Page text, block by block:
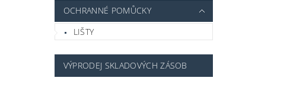
OCHRANNÉ POMŮCKY
LIŠTY
VÝPRODEJ SKLADOVÝCH ZÁSOB